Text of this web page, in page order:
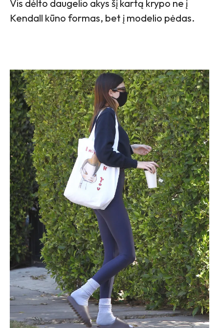
Vis dėlto daugelio akys šį kartą krypo ne į
Kendall kūno formas, bet į modelio pėdas.